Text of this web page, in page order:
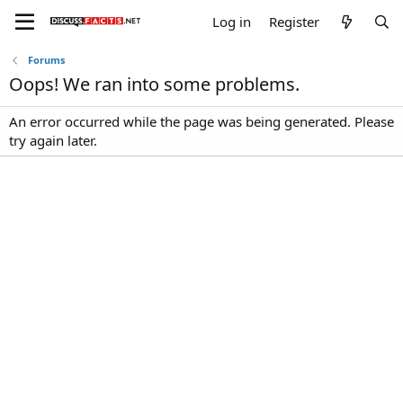
Log in Register
Forums
Oops! We ran into some problems.
An error occurred while the page was being generated. Please
try again later.